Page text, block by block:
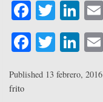
Fa
ce
bo
ok
T
wi
tte
r
Li
nk
ed
In
Fa
bo
T
tte
Li
ed
Published 13 febrero, 2016
frito